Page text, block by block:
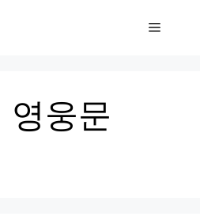
Menu
영웅문